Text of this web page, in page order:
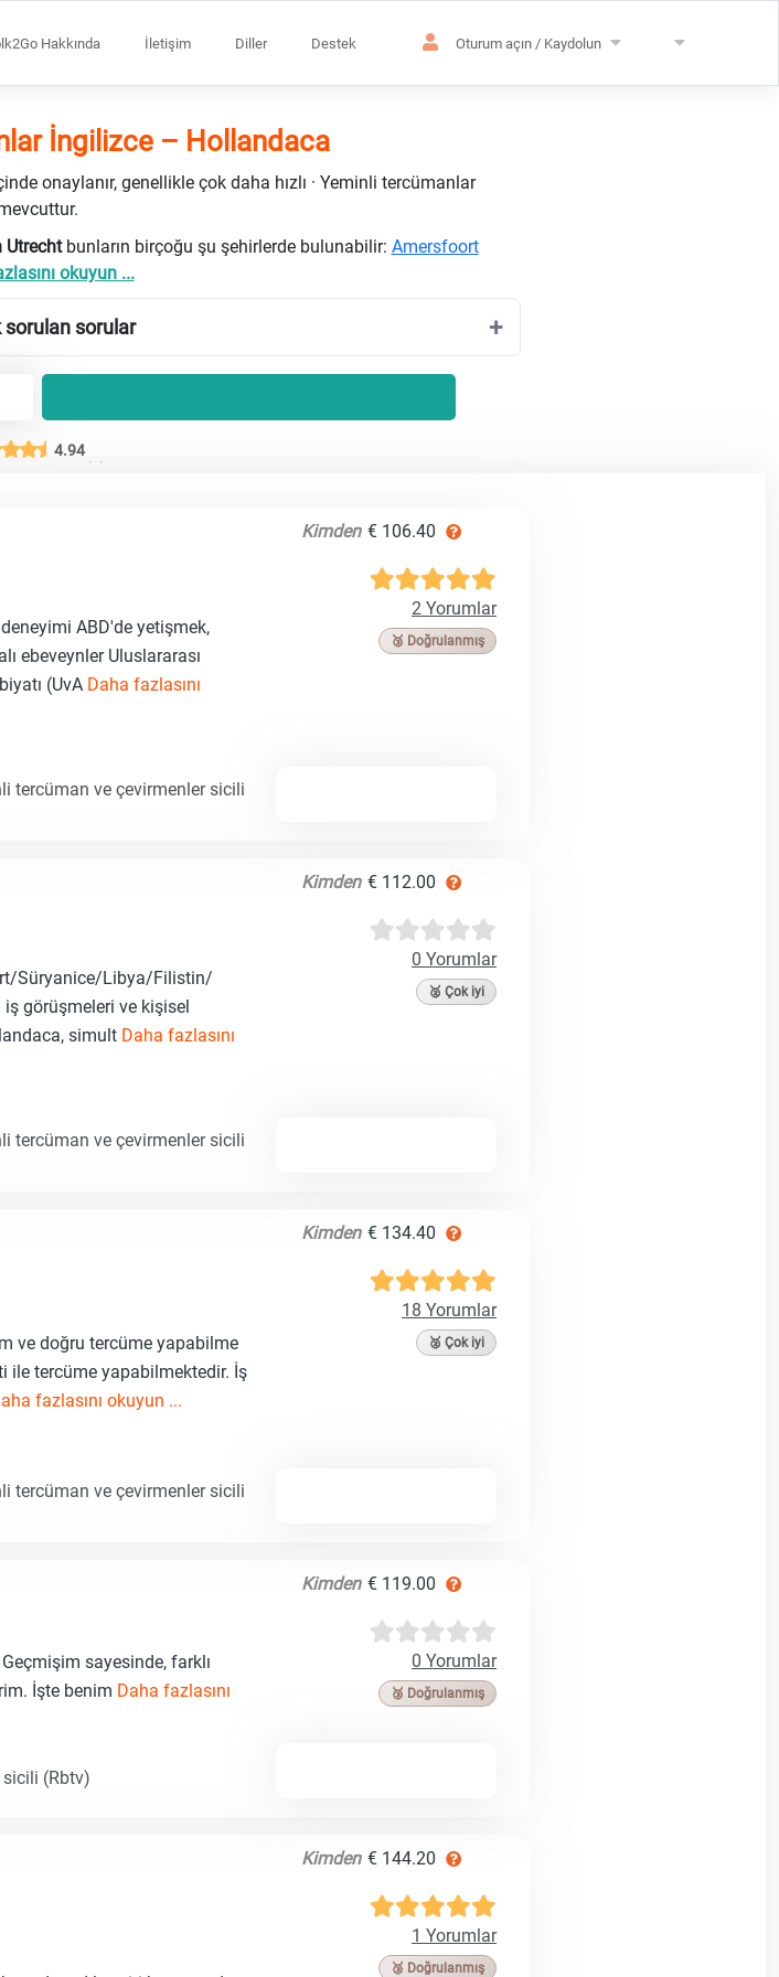
Hakkında İletişim Diller Destek Oturum açın / Kaydolun
İngilizce – Hollandaca
onaylanır, genellikle çok daha hızlı · Yeminli tercümanlar
Utrecht bunların birçoğu şu şehirlerde bulunabilir: Amersfoort
okuyun ...
sorulan sorular
4.94
Kimden € 106.40
2 Yorumlar
🥉 Doğrulanmış
ABD'de yetişmek,
ebeveynler Uluslararası
(UvA Daha fazlasını
tercüman ve çevirmenler sicili
Kimden € 112.00
0 Yorumlar
🥈 Çok iyi
Süryanice/Libya/Filistin/
görüşmeleri ve kişisel
simult Daha fazlasını
tercüman ve çevirmenler sicili
Kimden € 134.40
18 Yorumlar
🥈 Çok iyi
ve doğru tercüme yapabilme
ile tercüme yapabilmektedir. İş
fazlasını okuyun ...
tercüman ve çevirmenler sicili
Kimden € 119.00
0 Yorumlar
🥉 Doğrulanmış
sayesinde, farklı
İşte benim Daha fazlasını
(Rbtv)
Kimden € 144.20
1 Yorumlar
🥉 Doğrulanmış